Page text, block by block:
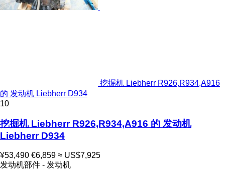
挖掘机 Liebherr R926,R934,A916
的 发动机 Liebherr D934
10
挖掘机 Liebherr R926,R934,A916 的 发动机
Liebherr D934
¥53,490 €6,859 ≈ US$7,925
发动机部件 - 发动机